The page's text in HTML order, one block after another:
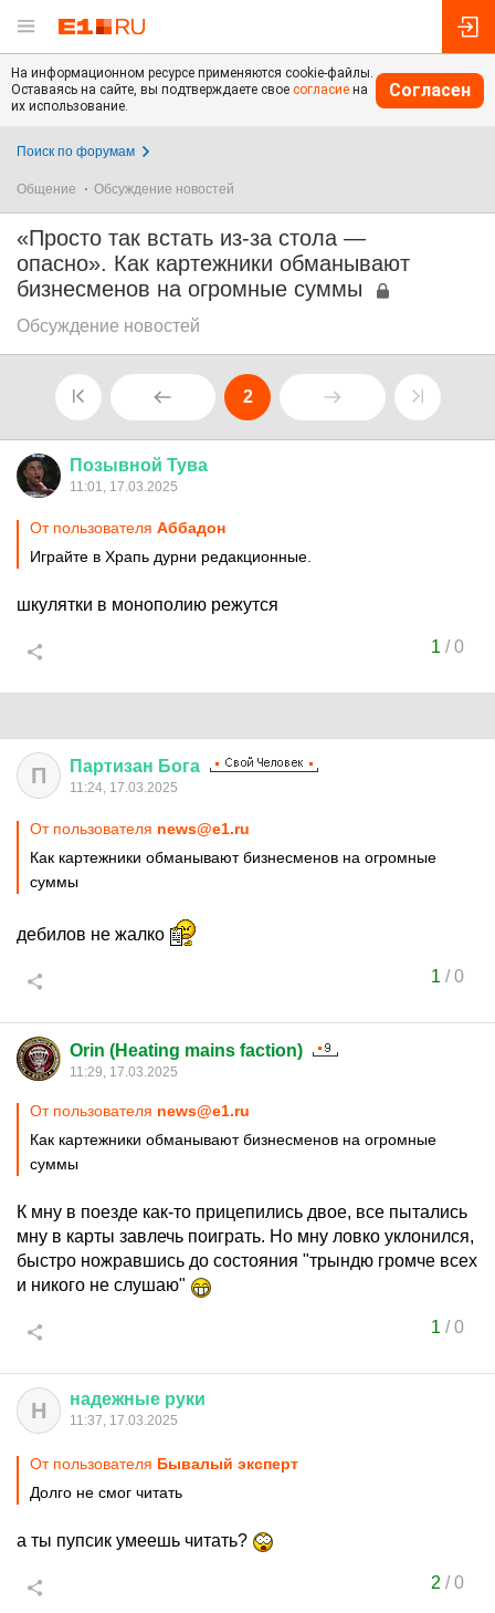
На информационном ресурсе применяются cookie-файлы.
Оставаясь на сайте, вы подтверждаете свое согласие на
их использование.
Согласен
Поиск по форумам
Общение Обсуждение новостей
«Просто так встать из-за стола —
опасно». Как картежники обманывают
бизнесменов на огромные суммы
Обсуждение новостей
2
Позывной Тува
11:01, 17.03.2025
От пользователя Аббадон
Играйте в Храпь дурни редакционные.
шкулятки в монополию режутся
1 /0
П Партизан Бога
11:24, 17.03.2025
От пользователя news@e1.ru
Как картежники обманывают бизнесменов на огромные
суммы
дебилов не жалко
1 /0
Orin (Heating mains faction)
11:29, 17.03.2025
От пользователя news@e1.ru
Как картежники обманывают бизнесменов на огромные
суммы
К мну в поезде как-то прицепились двое, все пытались
мну в карты завлечь поиграть. Но мну ловко уклонился,
быстро ножравшись до состояния "трындю громче всех
и никого не слушаю"
1 /0
Н надежные руки
11:37, 17.03.2025
От пользователя Бывалый эксперт
Долго не смог читать
а ты пупсик умеешь читать?
2 /0